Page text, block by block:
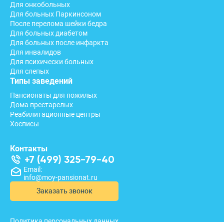
Для онкобольных
Для больных Паркинсоном
После перелома шейки бедра
Для больных диабетом
Для больных после инфаркта
Для инвалидов
Для психически больных
Для слепых
Типы заведений
Пансионаты для пожилых
Дома престарелых
Реабилитационные центры
Хосписы
Контакты
+7 (499) 325-79-40
Email:
info@moy-pansionat.ru
Заказать звонок